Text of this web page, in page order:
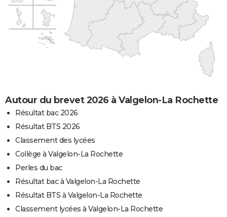
Autour du brevet 2026 à Valgelon-La Rochette
Résultat bac 2026
Résultat BTS 2026
Classement des lycées
Collège à Valgelon-La Rochette
Perles du bac
Résultat bac à Valgelon-La Rochette
Résultat BTS à Valgelon-La Rochette
Classement lycées à Valgelon-La Rochette